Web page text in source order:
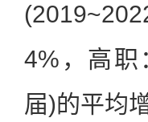
4%，高职
届)的平均